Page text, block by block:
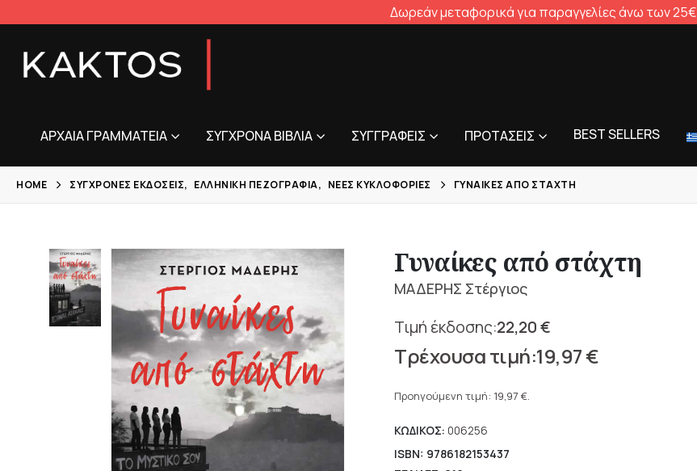
Δωρεάν μεταφορικά για παραγγελίες άνω των 25€
ΑΡΧΑΊΑ ΓΡΑΜΜΑΤΕΊΑ ΣΎΓΧΡΟΝΑ ΒΙΒΛΊΑ ΣΥΓΓΡΑΦΕΊΣ ΠΡΟΤΆΣΕΙΣ BEST SELLERS
HOME ΣΎΓΧΡΟΝΕΣ ΕΚΔΌΣΕΙΣ, ΕΛΛΗΝΙΚΉ ΠΕΖΟΓΡΑΦΊΑ, ΝΈΕΣ ΚΥΚΛΟΦΟΡΊΕΣ ΓΥΝΑΊΚΕΣ ΑΠΌ ΣΤΆΧΤΗ
Γυναίκες από στάχτη
ΜΑΔΕΡΗΣ Στέργιος
22,20€
Original
price
was:
22,20 €.
19,97€
τρέχουσα
είναι:
19,97 €.
Προηγούμενη τιμή: 19,97 €.
ΚΩΔΙΚΟΣ: 006256
ISBN: 9786182153437